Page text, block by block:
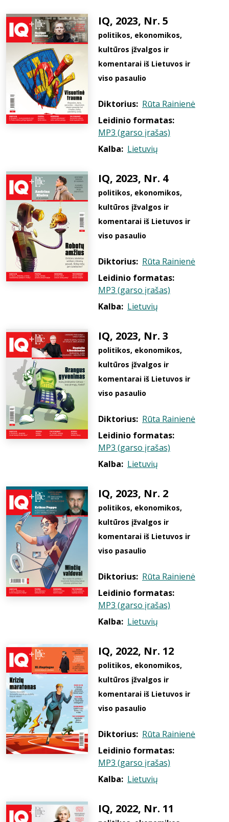
IQ, 2023, Nr. 5
politikos, ekonomikos,
kultūros įžvalgos ir
komentarai iš Lietuvos ir
viso pasaulio
Diktorius: Rūta Rainienė
Leidinio formatas:
MP3 (garso įrašas)
Kalba: Lietuvių
IQ, 2023, Nr. 4
politikos, ekonomikos,
kultūros įžvalgos ir
komentarai iš Lietuvos ir
viso pasaulio
Diktorius: Rūta Rainienė
Leidinio formatas:
MP3 (garso įrašas)
Kalba: Lietuvių
IQ, 2023, Nr. 3
politikos, ekonomikos,
kultūros įžvalgos ir
komentarai iš Lietuvos ir
viso pasaulio
Diktorius: Rūta Rainienė
Leidinio formatas:
MP3 (garso įrašas)
Kalba: Lietuvių
IQ, 2023, Nr. 2
politikos, ekonomikos,
kultūros įžvalgos ir
komentarai iš Lietuvos ir
viso pasaulio
Diktorius: Rūta Rainienė
Leidinio formatas:
MP3 (garso įrašas)
Kalba: Lietuvių
IQ, 2022, Nr. 12
politikos, ekonomikos,
kultūros įžvalgos ir
komentarai iš Lietuvos ir
viso pasaulio
Diktorius: Rūta Rainienė
Leidinio formatas:
MP3 (garso įrašas)
Kalba: Lietuvių
IQ, 2022, Nr. 11